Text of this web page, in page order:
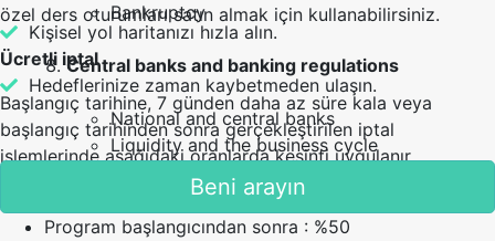
Bankruptcy
Central banks and banking regulations
National and central banks
Liquidity and the business cycle
Describe graphs
özel ders oturumları satın almak için kullanabilirsiniz.
Ücretli iptal
Başlangıç tarihine, 7 günden daha az süre kala veya
başlangıç tarihinden sonra gerçekleştirilen iptal
işlemlerinde aşağıdaki oranlarda kesinti uygulanır.
7 günden az : %25
Program başlangıcından sonra : %50
Kişisel yol haritanızı hızla alın.
Hedeflerinize zaman kaybetmeden ulaşın.
Beni arayın